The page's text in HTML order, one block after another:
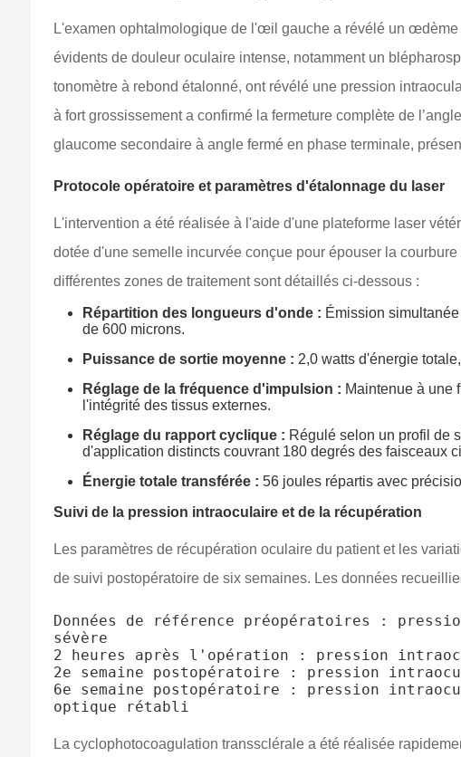
L'examen ophtalmologique de l'œil gauche a révélé un
évidents de douleur oculaire intense, notamment un
tonomètre à rebond étalonné, ont révélé une pression
à fort grossissement a confirmé la fermeture complète de
glaucome secondaire à angle fermé en phase terminale,
Protocole opératoire et paramètres d'étalonnage du laser
L'intervention a été réalisée à l'aide d'une plateforme laser
dotée d'une semelle incurvée conçue pour épouser la
différentes zones de traitement sont détaillés ci-dessous :
Répartition des longueurs d'onde : Émission
de 600 microns.
Puissance de sortie moyenne : 2,0 watts d'énergie
Réglage de la fréquence d'impulsion : Maintenue à une
l'intégrité des tissus externes.
Réglage du rapport cyclique : Régulé selon un profil de
d'application distincts couvrant 180 degrés des faisceaux
Énergie totale transférée : 56 joules répartis avec
Suivi de la pression intraoculaire et de la récupération
Les paramètres de récupération oculaire du patient et les
de suivi postopératoire de six semaines. Les données
Données de référence préopératoires :
sévère
2 heures après l'opération : pression
2e semaine postopératoire : pression
6e semaine postopératoire : pression
La cyclophotocoagulation transsclérale a été réalisée